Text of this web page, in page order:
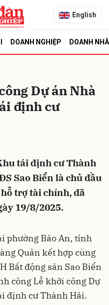
English
DOANH NGHIỆP DOANH
Dự án Nhà
định cư
tái định cư Thành
Sao Biển là chủ đầu
trợ tài chính, đã
19/8/2025.
phường Bảo An, tỉnh
Quân kết hợp cùng
Bất động sản Sao Biển
công Lễ khởi công Dự
định cư Thành Hải.
Hủy